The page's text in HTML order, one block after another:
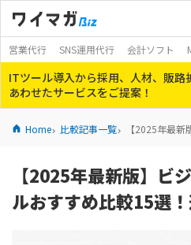
営業代行 SNS運用代行 会計ソフト
ITツール導入から採用、人材、販路
あわせたサービスをご提案！
Home 比較記事一覧 【2025年最
【2025年最新版】ビ
ルおすすめ比較15選